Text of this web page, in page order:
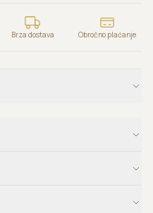
Brza dostava Obročno plaćanje